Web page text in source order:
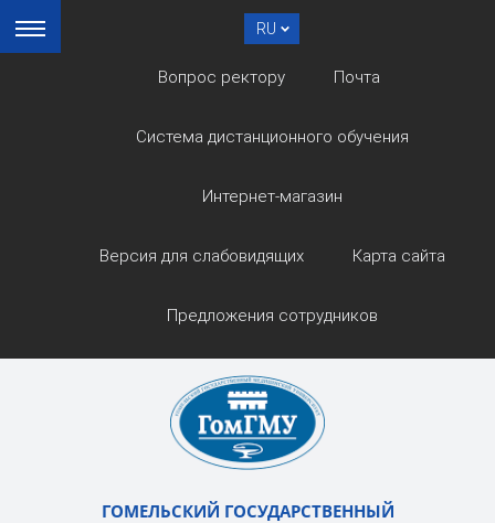
RU
Вопрос ректору Почта
Система дистанционного обучения
Интернет-магазин
Версия для слабовидящих Карта сайта
Предложения сотрудников
ГОМЕЛЬСКИЙ ГОСУДАРСТВЕННЫЙ